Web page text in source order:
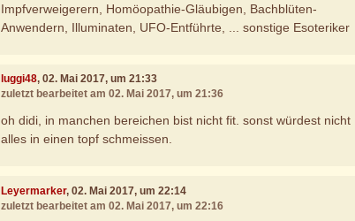
Impfverweigerern, Homöopathie-Gläubigen, Bachblüten-
Anwendern, Illuminaten, UFO-Entführte, ... sonstige Esoteriker
luggi48, 02. Mai 2017, um 21:33
zuletzt bearbeitet am 02. Mai 2017, um 21:36
oh didi, in manchen bereichen bist nicht fit. sonst würdest nicht
alles in einen topf schmeissen.
Leyermarker, 02. Mai 2017, um 22:14
zuletzt bearbeitet am 02. Mai 2017, um 22:16